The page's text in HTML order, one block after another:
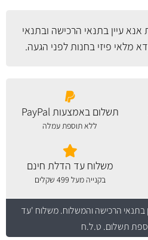
עייןבתנאי הרכישה ובתנאי
מלאי פיזי בחנות לפני הגעה.
תשלום באמצעות PayPal
ללא תוספת עמלה
משלוח עד הדלת חינם
בקנייה מעל 499 שקלים
בתנאי הרכישה והמשלוח. משלוח 'עד
תשלום. ט.ל.ח